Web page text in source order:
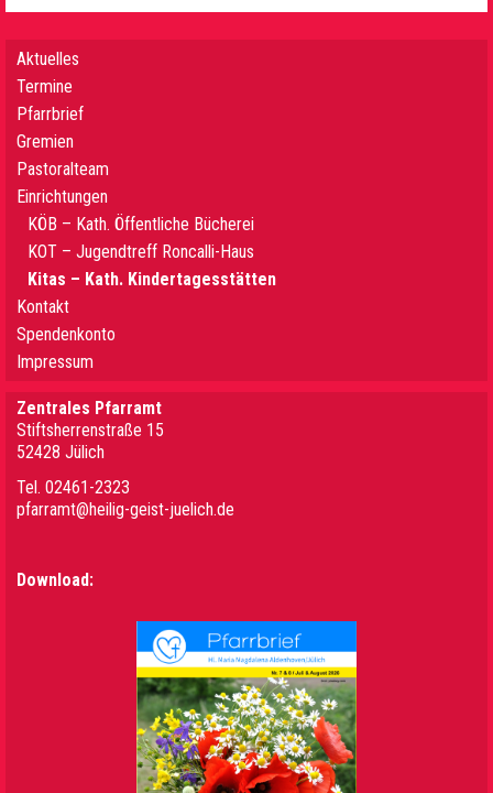
Aktuelles
Termine
Pfarrbrief
Gremien
Pastoralteam
Einrichtungen
KÖB – Kath. Öffentliche Bücherei
KOT – Jugendtreff Roncalli-Haus
Kitas – Kath. Kindertagesstätten
Kontakt
Spendenkonto
Impressum
Zentrales Pfarramt
Stiftsherrenstraße 15
52428 Jülich
Tel. 02461-2323
pfarramt@heilig-geist-juelich.de
Download: